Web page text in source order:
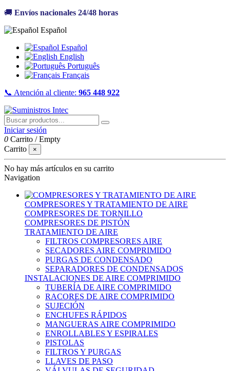
🚚 Envíos nacionales 24/48 horas
Español
Español
English
Português
Français
📞 Atención al cliente: 965 448 922
Iniciar sesión
0 Carrito /Empty
Carrito
×
No hay más artículos en su carrito
Navigation
COMPRESORES Y TRATAMIENTO DE AIRE
COMPRESORES DE TORNILLO
COMPRESORES DE PISTÓN
TRATAMIENTO DE AIRE
FILTROS COMPRESORES AIRE
SECADORES AIRE COMPRIMIDO
PURGAS DE CONDENSADO
SEPARADORES DE CONDENSADOS
INSTALACIONES DE AIRE COMPRIMIDO
TUBERÍA DE AIRE COMPRIMIDO
RACORES DE AIRE COMPRIMIDO
SUJECIÓN
ENCHUFES RÁPIDOS
MANGUERAS AIRE COMPRIMIDO
ENROLLABLES Y ESPIRALES
PISTOLAS
FILTROS Y PURGAS
LLAVES DE PASO